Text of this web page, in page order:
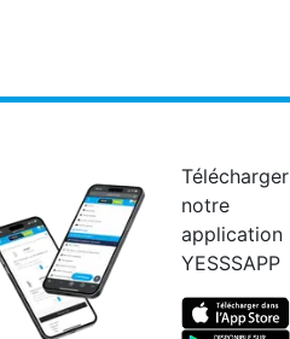
Télécharger
notre
application
YESSSAPP